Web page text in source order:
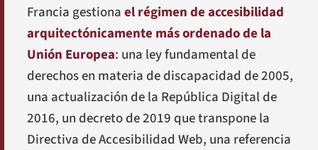
Francia gestionael régimen de accesibilidad
arquitectónicamente más ordenado de la
Unión Europea: una ley fundamental de
derechos en materia de discapacidad de 2005,
una actualización de la República Digital de
2016, un decreto de 2019 que transpone la
Directiva de Accesibilidad Web, una referencia